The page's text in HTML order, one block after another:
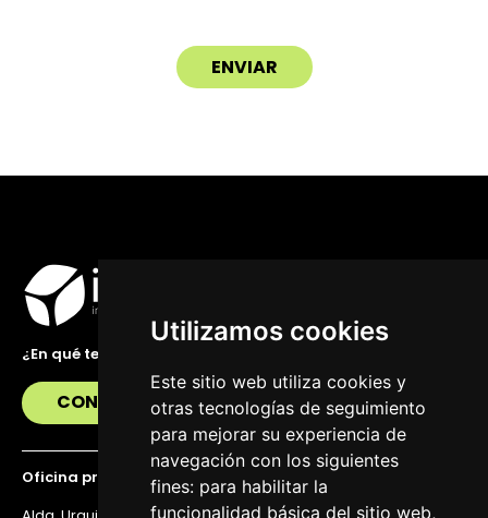
Utilizamos cookies
Este sitio web utiliza cookies y
otras tecnologías de seguimiento
para mejorar su experiencia de
navegación con los siguientes
fines: para habilitar la
funcionalidad básica del sitio web,
¿En qué te podemos ayudar?
CONTÁCTANOS
Oficina principal